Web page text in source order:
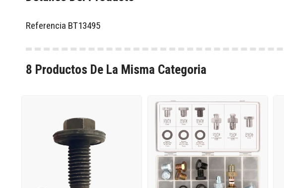
Referencia BT13495
8 Productos De La Misma Categoria